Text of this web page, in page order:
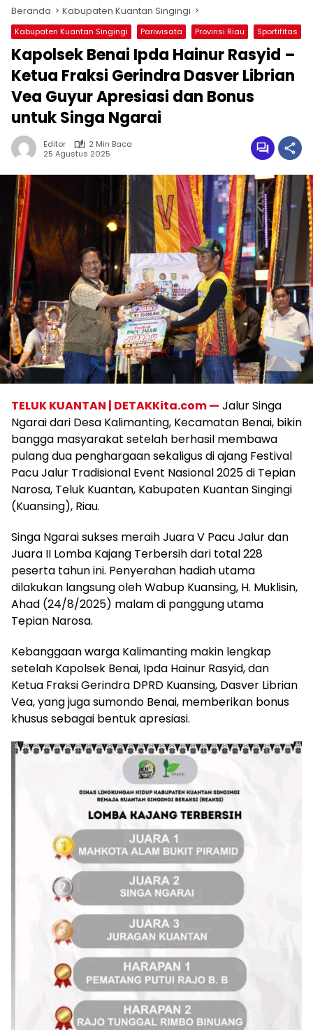
Beranda Kabupaten Kuantan Singingi
Kabupaten Kuantan Singingi Pariwisata Provinsi Riau Sportifitas
Kapolsek Benai Ipda Hainur Rasyid –
Ketua Fraksi Gerindra Dasver Librian
Vea Guyur Apresiasi dan Bonus
untuk Singa Ngarai
Editor
2 Min Baca
25 Agustus 2025
TELUK KUANTAN | DETAKKita.com — Jalur Singa
Ngarai dari Desa Kalimanting, Kecamatan Benai, bikin
bangga masyarakat setelah berhasil membawa
pulang dua penghargaan sekaligus di ajang Festival
Pacu Jalur Tradisional Event Nasional 2025 di Tepian
Narosa, Teluk Kuantan, Kabupaten Kuantan Singingi
(Kuansing), Riau.
Singa Ngarai sukses meraih Juara V Pacu Jalur dan
Juara II Lomba Kajang Terbersih dari total 228
peserta tahun ini. Penyerahan hadiah utama
dilakukan langsung oleh Wabup Kuansing, H. Muklisin,
Ahad (24/8/2025) malam di panggung utama
Tepian Narosa.
Kebanggaan warga Kalimanting makin lengkap
setelah Kapolsek Benai, Ipda Hainur Rasyid, dan
Ketua Fraksi Gerindra DPRD Kuansing, Dasver Librian
Vea, yang juga sumondo Benai, memberikan bonus
khusus sebagai bentuk apresiasi.